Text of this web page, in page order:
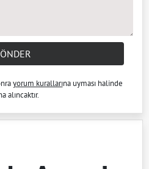
yorum kurallarına uyması halinde
alıncaktır.